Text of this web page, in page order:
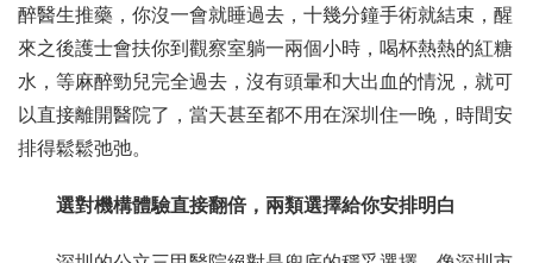
醉醫生推藥，你沒一會就睡過去，十幾分鐘手術就結束，醒
來之後護士會扶你到觀察室躺一兩個小時，喝杯熱熱的紅糖
水，等麻醉勁兒完全過去，沒有頭暈和大出血的情況，就可
以直接離開醫院了，當天甚至都不用在深圳住一晚，時間安
排得鬆鬆弛弛。
選對機構體驗直接翻倍，兩類選擇給你安排明白